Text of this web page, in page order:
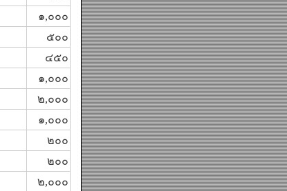
๑,๐๐๐
๕๐๐
๔๕๐
๑,๐๐๐
๒,๐๐๐
๑,๐๐๐
๒๐๐
๒๐๐
๒,๐๐๐